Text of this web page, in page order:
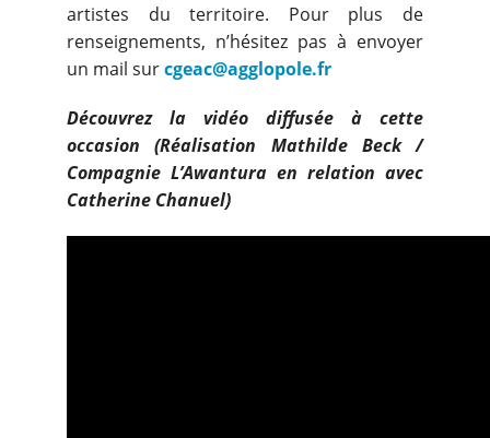
artistes du territoire. Pour plus de
renseignements, n’hésitez pas à envoyer
un mail surcgeac@agglopole.fr
Découvrez la vidéo diffusée à cette
occasion (Réalisation Mathilde Beck /
Compagnie L’Awantura en relation avec
Catherine Chanuel)